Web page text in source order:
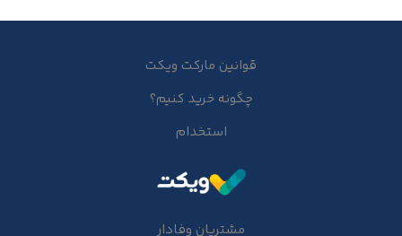
قوانین مارکت ویکت
چگونه خرید کنیم؟
استخدام
مشتریان وفادار